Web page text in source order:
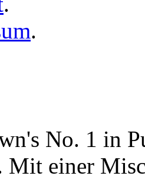
.
No. 1 in
Mit einer